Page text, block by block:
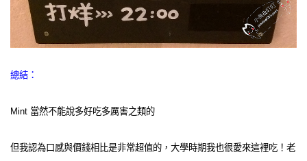
總結：
Mint 當然不能說多好吃多厲害之類的
但我認為口感與價錢相比是非常超值的，大學時期我也很愛來這裡吃！老